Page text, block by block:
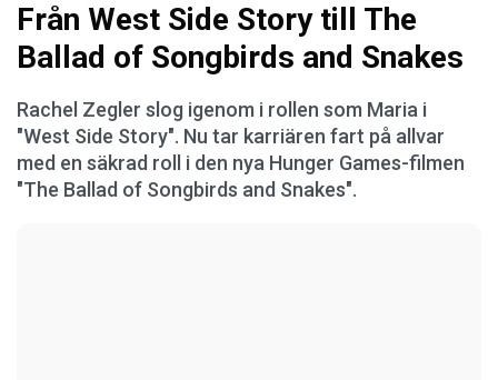
Från West Side Story till The
Ballad of Songbirds and Snakes
Rachel Zegler slog igenom i rollen som Maria i
"West Side Story". Nu tar karriären fart på allvar
med en säkrad roll i den nya Hunger Games-filmen
"The Ballad of Songbirds and Snakes".